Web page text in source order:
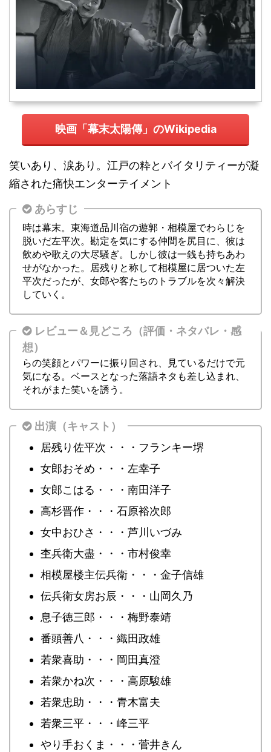
映画「幕末太陽傳」のWikipedia
笑いあり、涙あり。江戸の粋とバイタリティーが凝
縮された痛快エンターテイメント
あらすじ
時は幕末。東海道品川宿の遊郭・相模屋でわらじを
脱いだ左平次。勘定を気にする仲間を尻目に、彼は
飲めや歌えの大尽騒ぎ。しかし彼は一銭も持ちあわ
せがなかった。居残りと称して相模屋に居ついた左
平次だったが、女郎や客たちのトラブルを次々解決
していく。
レビュー＆見どころ（評価・ネタバレ・感
想）
豪華キャストが集結したコメディ時代劇。登場人物
らの笑顔とパワーに振り回され、見ているだけで元
気になる。ベースとなった落語ネタも差し込まれ、
それがまた笑いを誘う。
出演（キャスト）
居残り佐平次・・・フランキー堺
女郎おそめ・・・左幸子
女郎こはる・・・南田洋子
高杉晋作・・・石原裕次郎
女中おひさ・・・芦川いづみ
杢兵衛大盡・・・市村俊幸
相模屋楼主伝兵衛・・・金子信雄
伝兵衛女房お辰・・・山岡久乃
息子徳三郎・・・梅野泰靖
番頭善八・・・織田政雄
若衆喜助・・・岡田真澄
若衆かね次・・・高原駿雄
若衆忠助・・・青木富夫
若衆三平・・・峰三平
やり手おくま・・・菅井きん